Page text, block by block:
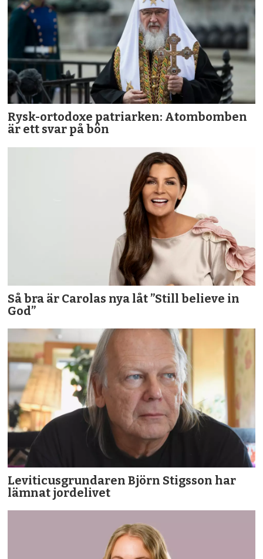
Rysk-ortodoxe patriarken: Atombomben
är ett svar på bön
Så bra är Carolas nya låt ”Still believe in
God”
Leviticusgrundaren Björn Stigsson har
lämnat jordelivet